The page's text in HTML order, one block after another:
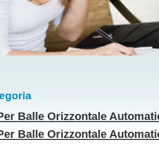
Balle Orizzontale
Balle Orizzontale